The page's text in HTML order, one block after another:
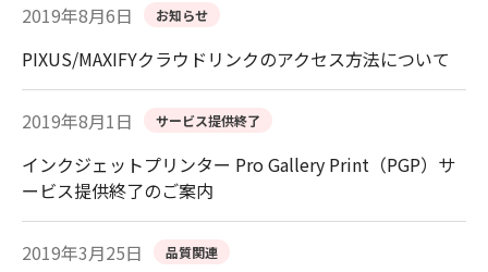
2019年8月6日 お知らせ
PIXUS/MAXIFYクラウドリンクのアクセス方法について
2019年8月1日 サービス提供終了
インクジェットプリンター Pro Gallery Print（PGP）サ
ービス提供終了のご案内
2019年3月25日 品質関連